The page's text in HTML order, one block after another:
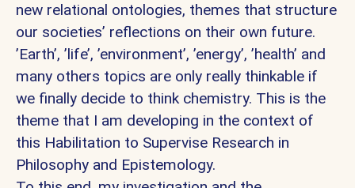
new relational ontologies, themes that structure
our societies’ reflections on their own future.
’Earth’, ’life’, ’environment’, ’energy’, ’health’ and
many others topics are only really thinkable if
we finally decide to think chemistry. This is the
theme that I am developing in the context of
this Habilitation to Supervise Research in
Philosophy and Epistemology.